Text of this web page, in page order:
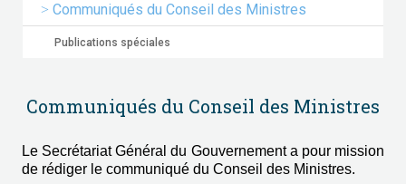
Communiqués du Conseil des Ministres
Publications spéciales
Communiqués du Conseil des Ministres
Le Secrétariat Général du Gouvernement a pour mission
de rédiger le communiqué du Conseil des Ministres.